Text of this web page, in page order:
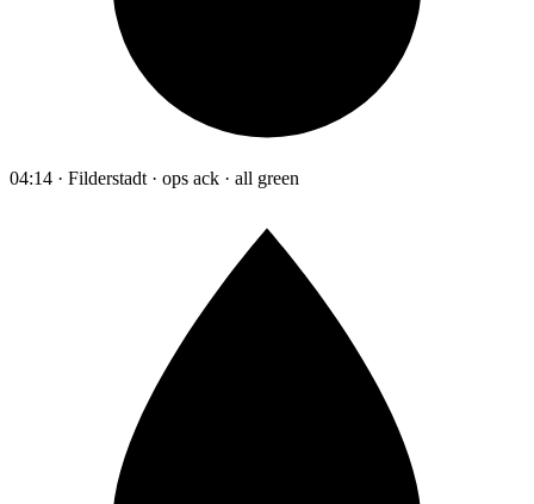
04:14 · Filderstadt · ops ack · all green